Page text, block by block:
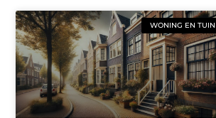
WONING EN TUIN